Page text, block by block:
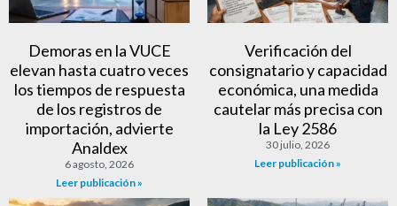
Demoras en la VUCE
elevan hasta cuatro veces
los tiempos de respuesta
de los registros de
importación, advierte
Analdex
6 agosto, 2026
Leer publicación »
Verificación del
consignatario y capacidad
económica, una medida
cautelar más precisa con
la Ley 2586
30 julio, 2026
Leer publicación »